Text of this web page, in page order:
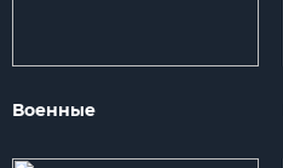
Военные